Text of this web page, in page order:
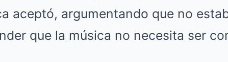
aceptó, argumentando que no
que la música no necesita ser